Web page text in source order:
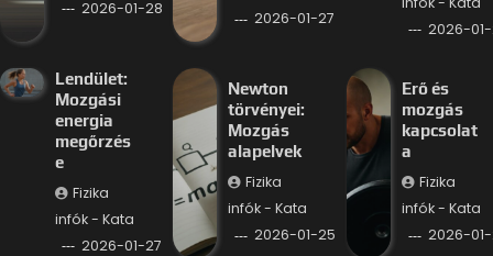
2026-01-28
2026-01-27
2026-
Lendület:
Mozgási
energia
megőrzés
e
Fizika
infók - Kata
2026-01-27
Newton
törvényei:
Mozgás
alapelvek
Fizika
infók - Kata
2026-01-25
Erő és
mozgás
kapcsolat
a
Fizika
infók - Kata
2026-